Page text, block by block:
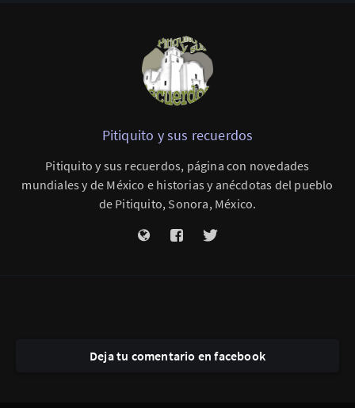
Pitiquito y sus recuerdos
Pitiquito y sus recuerdos, página con novedades
mundiales y de México e historias y anécdotas del pueblo
de Pitiquito, Sonora, México.
Deja tu comentario en facebook